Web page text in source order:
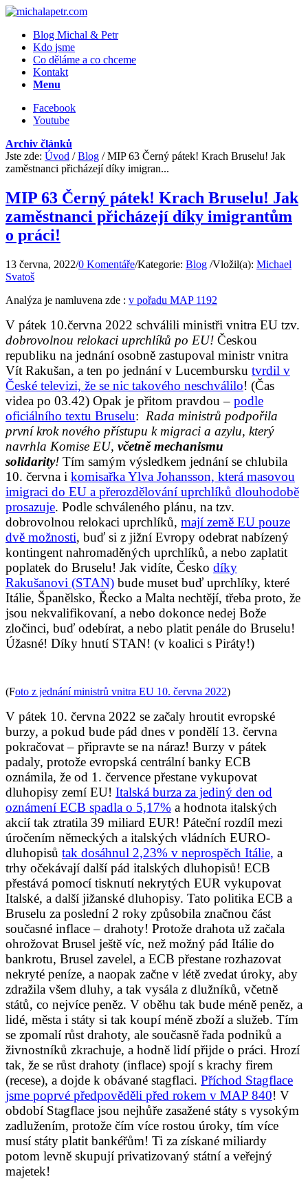
Blog Michal & Petr
Kdo jsme
Co děláme a co chceme
Kontakt
Menu
Facebook
Youtube
Archiv článků
Jste zde: Úvod / Blog / MIP 63 Černý pátek! Krach Bruselu! Jak
zaměstnanci přicházejí díky imigran...
MIP 63 Černý pátek! Krach Bruselu! Jak
zaměstnanci přicházejí díky imigrantům
o práci!
13 června, 2022/0 Komentáře/Kategorie: Blog /Vložil(a): Michael
Svatoš
Analýza je namluvena zde : v pořadu MAP 1192
V pátek 10.června 2022 schválili ministři vnitra EU tzv.
dobrovolnou relokaci uprchlíků po EU! Českou
republiku na jednání osobně zastupoval ministr vnitra
Vít Rakušan, a ten po jednání v Lucembursku tvrdil v
České televizi, že se nic takového neschválilo! (Čas
videa po 03.42) Opak je přitom pravdou – podle
oficiálního textu Bruselu: Rada ministrů podpořila
první krok nového přístupu k migraci a azylu, který
navrhla Komise EU, včetně mechanismu
solidarity! Tím samým výsledkem jednání se chlubila
10. června i komisařka Ylva Johansson, která masovou
imigraci do EU a přerozdělování uprchlíků dlouhodobě
prosazuje. Podle schváleného plánu, na tzv.
dobrovolnou relokaci uprchlíků, mají země EU pouze
dvě možnosti, buď si z jižní Evropy odebrat nabízený
kontingent nahromaděných uprchlíků, a nebo zaplatit
poplatek do Bruselu! Jak vidíte, Česko díky
Rakušanovi (STAN) bude muset buď uprchlíky, které
Itálie, Španělsko, Řecko a Malta nechtějí, třeba proto, že
jsou nekvalifikovaní, a nebo dokonce nedej Bože
zločinci, buď odebírat, a nebo platit penále do Bruselu!
Úžasné! Díky hnutí STAN! (v koalici s Piráty!)
(Foto z jednání ministrů vnitra EU 10. června 2022)
V pátek 10. června 2022 se začaly hroutit evropské
burzy, a pokud bude pád dnes v pondělí 13. června
pokračovat – připravte se na náraz! Burzy v pátek
padaly, protože evropská centrální banky ECB
oznámila, že od 1. července přestane vykupovat
dluhopisy zemí EU! Italská burza za jediný den od
oznámení ECB spadla o 5,17% a hodnota italských
akcií tak ztratila 39 miliard EUR! Páteční rozdíl mezi
úročením německých a italských vládních EURO-
dluhopisů tak dosáhnul 2,23% v neprospěch Itálie, a
trhy očekávají další pád italských dluhopisů! ECB
přestává pomocí tisknutí nekrytých EUR vykupovat
Italské, a další jižanské dluhopisy. Tato politika ECB a
Bruselu za poslední 2 roky způsobila značnou část
současné inflace – drahoty! Protože drahota už začala
ohrožovat Brusel ještě víc, než možný pád Itálie do
bankrotu, Brusel zavelel, a ECB přestane rozhazovat
nekryté peníze, a naopak začne v létě zvedat úroky, aby
zdražila všem dluhy, a tak vysála z dlužníků, včetně
států, co nejvíce peněz. V oběhu tak bude méně peněz, a
lidé, města i státy si tak koupí méně zboží a služeb. Tím
se zpomalí růst drahoty, ale současně řada podniků a
živnostníků zkrachuje, a hodně lidí přijde o práci. Hrozí
tak, že se růst drahoty (inflace) spojí s krachy firem
(recese), a dojde k obávané stagflaci. Příchod Stagflace
jsme poprvé předpověděli před rokem v MAP 840! V
období Stagflace jsou nejhůře zasažené státy s vysokým
zadlužením, protože čím více rostou úroky, tím více
musí státy platit bankéřům! Ti za získané miliardy
potom levně skupují privatizovaný státní a veřejný
majetek!